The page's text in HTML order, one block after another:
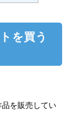
を買う
を販売してい